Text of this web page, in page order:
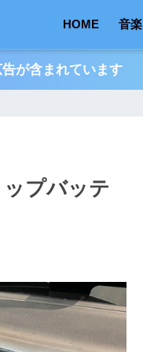
HOME 音楽
が含まれています
プバッテ